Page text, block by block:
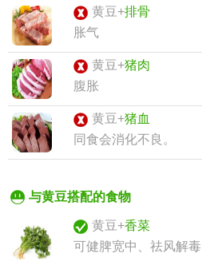
黄豆+排骨
胀气
黄豆+猪肉
腹胀
黄豆+猪血
同食会消化不良。
与黄豆搭配的食物
黄豆+香菜
可健脾宽中、祛风解毒